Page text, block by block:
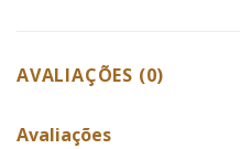
AVALIAÇÕES (0)
Avaliações